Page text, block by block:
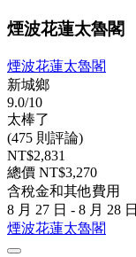
煙波花蓮太魯閣
煙波花蓮太魯閣
新城鄉
9.0/10
太棒了
(475 則評論)
NT$2,831
總價 NT$3,270
含稅金和其他費用
8 月 27 日 - 8 月 28 日
煙波花蓮太魯閣